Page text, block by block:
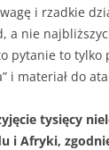
i rzadkie
a nie
pytanie to tylko
i materiał do
tysięcy
i Afryki,